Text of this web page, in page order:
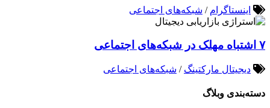
اینستاگرام / شبکه‌های اجتماعی
۷ اشتباه مهلک در شبکه‌های اجتماعی
دیجیتال مارکتینگ / شبکه‌های اجتماعی
دسته‌بندی وبلاگ